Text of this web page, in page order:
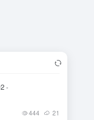
-
444 21